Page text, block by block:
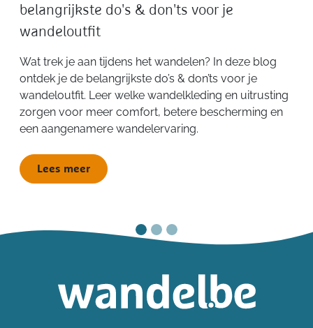
belangrijkste do's & don'ts voor je
wandeloutfit
Wat trek je aan tijdens het wandelen? In deze blog
ontdek je de belangrijkste do’s & don’ts voor je
wandeloutfit. Leer welke wandelkleding en uitrusting
zorgen voor meer comfort, betere bescherming en
een aangenamere wandelervaring.
Lees meer